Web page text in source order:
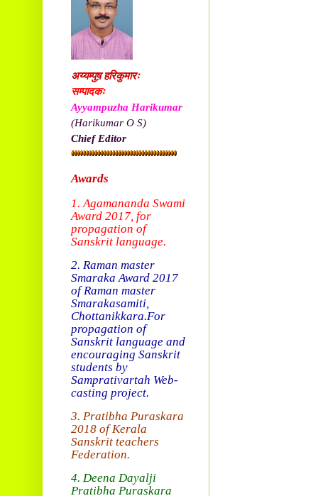
अय्यम्पुष़ हरिकुमारः
सम्पादकः
Ayyampuzha Harikumar
(Harikumar O S)
Chief Editor
Awards
1. Agamananda Swami
Award 2017, for
propagation of
Sanskrit language.
2. Raman master
Smaraka Award 2017
of Raman master
Smarakasamiti,
Chottanikkara.For
propagation of
Sanskrit language and
encouraging Sanskrit
students by
Samprativartah Web-
casting project.
3. Pratibha Puraskara
2018 ofKerala
Sanskrit teachers
Federation.
4. Deena Dayalji
Pratibha Puraskara